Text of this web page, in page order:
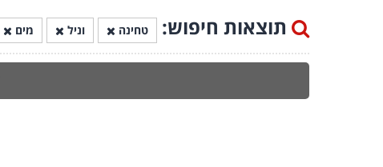
תוצאות חיפוש: טחינה וניל מים